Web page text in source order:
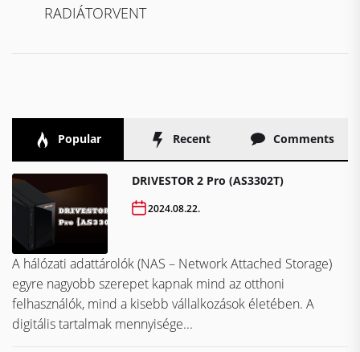
RADIÁTORVENT
Popular Recent Comments
DRIVESTOR 2 Pro (AS3302T)
2024.08.22.
A hálózati adattárolók (NAS – Network Attached Storage)
egyre nagyobb szerepet kapnak mind az otthoni
felhasználók, mind a kisebb vállalkozások életében. A
digitális tartalmak mennyisége...